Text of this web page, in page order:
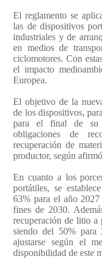
El reglamento se
las de dispositivos
industriales y de
en medios de
ciclomotores. Con
el impacto
Europea.
El objetivo de la
de los dispositivos,
para el final de su
obligaciones de
recuperación de
productor, según
En cuanto a los
portátiles, se
63% para el año
fines de 2030.
recuperación de litio a
siendo del 50%
ajustarse según el
disponibilidad de este